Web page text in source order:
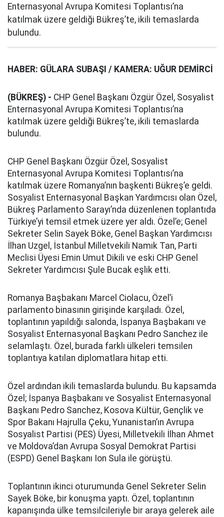
Enternasyonal Avrupa Komitesi Toplantısı’na
katılmak üzere geldiği Bükreş’te, ikili temaslarda
bulundu.
HABER: GÜLARA SUBAŞI / KAMERA: UĞUR DEMİRCİ
(BÜKREŞ) - CHP Genel Başkanı Özgür Özel, Sosyalist
Enternasyonal Avrupa Komitesi Toplantısı’na
katılmak üzere geldiği Bükreş’te, ikili temaslarda
bulundu.
CHP Genel Başkanı Özgür Özel, Sosyalist
Enternasyonal Avrupa Komitesi Toplantısı’na
katılmak üzere Romanya’nın başkenti Bükreş’e geldi.
Sosyalist Enternasyonal Başkan Yardımcısı olan Özel,
Bükreş Parlamento Sarayı’nda düzenlenen toplantıda
Türkiye’yi temsil etmek üzere yer aldı. Özel’e; Genel
Sekreter Selin Sayek Böke, Genel Başkan Yardımcısı
İlhan Uzgel, İstanbul Milletvekili Namık Tan, Parti
Meclisi Üyesi Emin Umut Dikili ve eski CHP Genel
Sekreter Yardımcısı Şule Bucak eşlik etti.
Romanya Başbakanı Marcel Ciolacu, Özel’i
parlamento binasının girişinde karşıladı. Özel,
toplantının yapıldığı salonda, İspanya Başbakanı ve
Sosyalist Enternasyonal Başkanı Pedro Sanchez ile
selamlaştı. Özel, burada farklı ülkeleri temsilen
toplantıya katılan diplomatlara hitap etti.
Özel ardından ikili temaslarda bulundu. Bu kapsamda
Özel; İspanya Başbakanı ve Sosyalist Enternasyonal
Başkanı Pedro Sanchez, Kosova Kültür, Gençlik ve
Spor Bakanı Hajrulla Çeku, Yunanistan’ın Avrupa
Sosyalist Partisi (PES) Üyesi, Milletvekili İlhan Ahmet
ve Moldova’dan Avrupa Sosyal Demokrat Partisi
(ESPD) Genel Başkanı Ion Sula ile görüştü.
Toplantının ikinci oturumunda Genel Sekreter Selin
Sayek Böke, bir konuşma yaptı. Özel, toplantının
kapanışında ülke temsilcileriyle bir araya gelerek aile